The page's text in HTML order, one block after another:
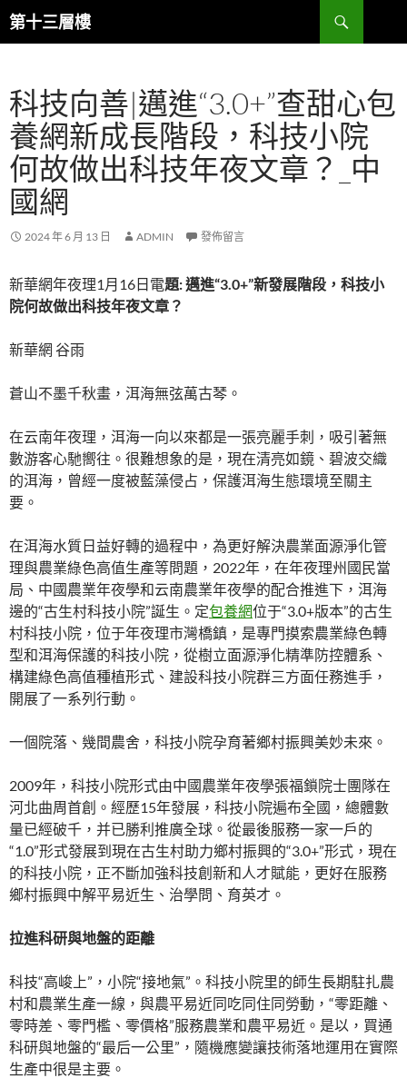
跳
至
內
第十三層樓
搜
尋
科技向善|邁進“3.0+”查甜心包
養網新成長階段，科技小院
何故做出科技年夜文章？_中
國網
2024 年 6 月 13 日 ADMIN 發佈留言
新華網年夜理1月16日電題: 邁進“3.0+”新發展階段，科技小
院何故做出科技年夜文章？
新華網 谷雨
蒼山不墨千秋畫，洱海無弦萬古琴。
在云南年夜理，洱海一向以來都是一張亮麗手刺，吸引著無
數游客心馳嚮往。很難想象的是，現在清亮如鏡、碧波交織
的洱海，曾經一度被藍藻侵占，保護洱海生態環境至關主
要。
在洱海水質日益好轉的過程中，為更好解決農業面源淨化管
理與農業綠色高值生產等問題，2022年，在年夜理州國民當
局、中國農業年夜學和云南農業年夜學的配合推進下，洱海
邊的“古生村科技小院”誕生。定包養網位于“3.0+版本”的古生
村科技小院，位于年夜理市灣橋鎮，是專門摸索農業綠色轉
型和洱海保護的科技小院，從樹立面源淨化精準防控體系、
構建綠色高值種植形式、建設科技小院群三方面任務進手，
開展了一系列行動。
一個院落、幾間農舍，科技小院孕育著鄉村振興美妙未來。
2009年，科技小院形式由中國農業年夜學張福鎖院士團隊在
河北曲周首創。經歷15年發展，科技小院遍布全國，總體數
量已經破千，并已勝利推廣全球。從最後服務一家一戶的
“1.0”形式發展到現在古生村助力鄉村振興的“3.0+”形式，現在
的科技小院，正不斷加強科技創新和人才賦能，更好在服務
鄉村振興中解平易近生、治學問、育英才。
拉進科研與地盤的距離
科技“高峻上”，小院“接地氣”。科技小院里的師生長期駐扎農
村和農業生產一線，與農平易近同吃同住同勞動，“零距離、
零時差、零門檻、零價格”服務農業和農平易近。是以，買通
科研與地盤的“最后一公里”，隨機應變讓技術落地運用在實際
生產中很是主要。